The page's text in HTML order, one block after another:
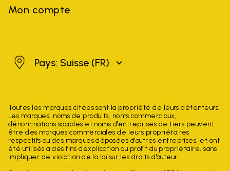
Mon compte
SuissePays: Suisse (FR)
Toutes les marques citées sont la propriété de leurs détenteurs.
Les marques, noms de produits, noms commerciaux,
dénominations sociales et noms d'entreprises de tiers peuvent
être des marques commerciales de leurs propriétaires
respectifs ou des marques déposées d'autres entreprises, et ont
été utilisés à des fins d'explication au profit du propriétaire, sans
impliquer de violation de la loi sur les droits d'auteur.